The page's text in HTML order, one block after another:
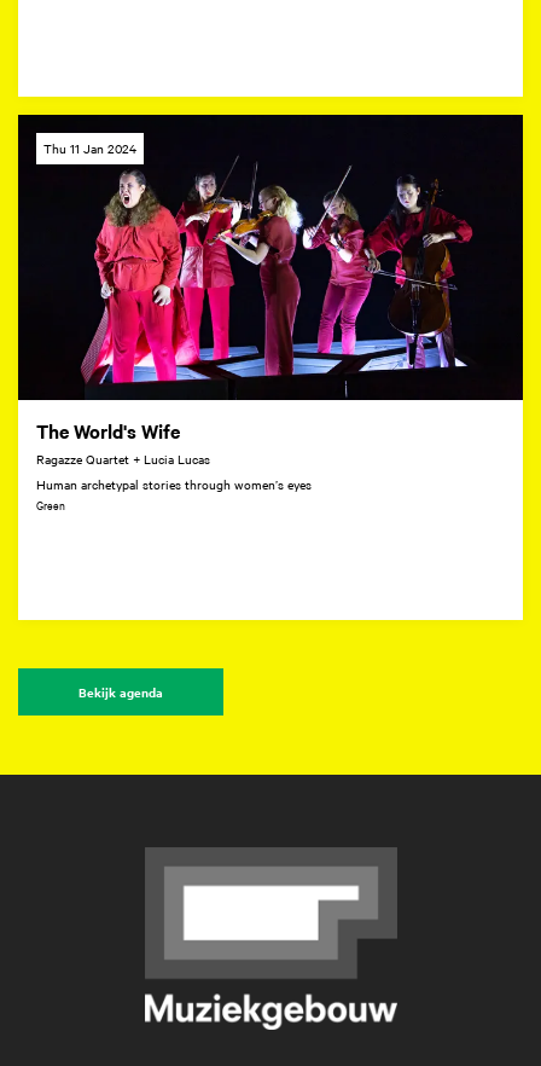
The World's Wife
Ragazze Quartet + Lucia Lucas
Human archetypal stories through women’s eyes
Green
Thu 11 Jan 2024
Bekijk agenda